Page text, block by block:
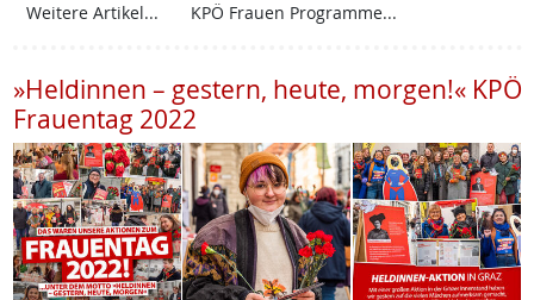
Weitere Artikel... KPÖ Frauen Programme...
»Heldinnen – gestern, heute, morgen!« KPÖ
Frauentag 2022